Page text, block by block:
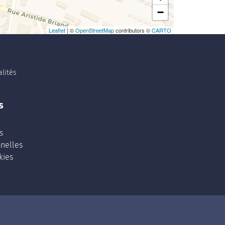
−
Leaflet| ©OpenStreetMapcontributors ©CARTO